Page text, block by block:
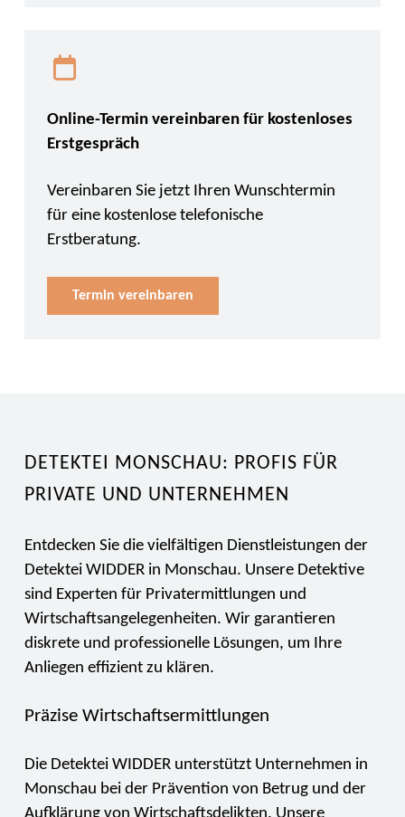
Online-Termin vereinbaren für kostenloses
Erstgespräch
Vereinbaren Sie jetzt Ihren Wunschtermin
für eine kostenlose telefonische
Erstberatung.
Termin vereinbaren
DETEKTEI MONSCHAU: PROFIS FÜR
PRIVATE UND UNTERNEHMEN
Entdecken Sie die vielfältigen Dienstleistungen der
Detektei WIDDER in Monschau. Unsere Detektive
sind Experten für Privatermittlungen und
Wirtschaftsangelegenheiten. Wir garantieren
diskrete und professionelle Lösungen, um Ihre
Anliegen effizient zu klären.
Präzise Wirtschaftsermittlungen
Die Detektei WIDDER unterstützt Unternehmen in
Monschau bei der Prävention von Betrug und der